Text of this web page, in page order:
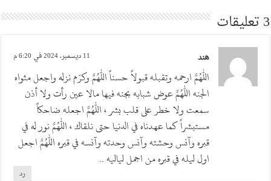
3 تعليقات
هند 11 ديسمبر، 2024 في 6:20 م
اللهم ارحمه وتقبله قبولاً حسناً اللهم وكرّم نزله واجعل مثواه
الجنه اللهم عوض شبابه بجنه فيها مالا عين رأت ولا أذن
سمعت ولا خطر على قلب بشر ، اللهم اجعله ضاحكاً
مستبشراً كما عهدناه في الدنيا حتى نلقاك ، اللهم نور له في
قبره وآنس وحشته وآنس وحدته وآنسه في قبره اللهم اجعل
اول ليله في قبره من اجمل لياليه ..
رد